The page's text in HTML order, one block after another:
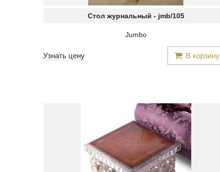
Стол журнальный - jmb/105
Jumbo
Узнать цену В корзину